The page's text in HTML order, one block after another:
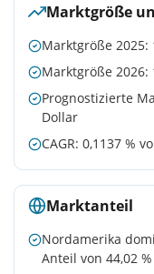
Marktgröße
Marktgröße 2025:
Marktgröße 2026:
Prognostizierte
Dollar
CAGR: 0,1137 %
Marktanteil
Nordamerika
Anteil von 44,02